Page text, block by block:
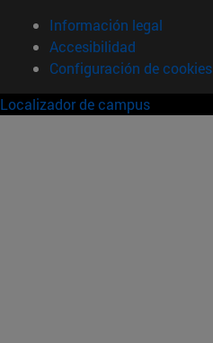
Información legal
Accesibilidad
Configuración de cookies
Localizador de campus